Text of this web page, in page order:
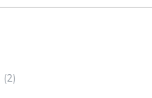
(2)